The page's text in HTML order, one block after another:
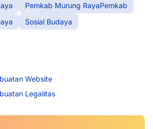
Pemkab Murung RayaPemkab
Sosial Budaya
Website
Legalitas